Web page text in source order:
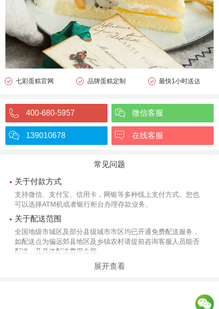
七彩蛋糕官网 品牌蛋糕定制 最快1小时送达
微信客服
400-680-5957
在线客服
139010678
常见问题
关于付款方式
支持微信、支付宝、信用卡，网银等多种线上支付方式。您也
可以选择ATM机或者银行柜台办理存款业务。
关于配送范围
全国地级市城区及部分县级城市市区均已开通免费配送服务，
如配送点为偏远郊县地区及乡镇农村请提前咨询客服人员能否
配送，及具体配送费用金额。
展开查看